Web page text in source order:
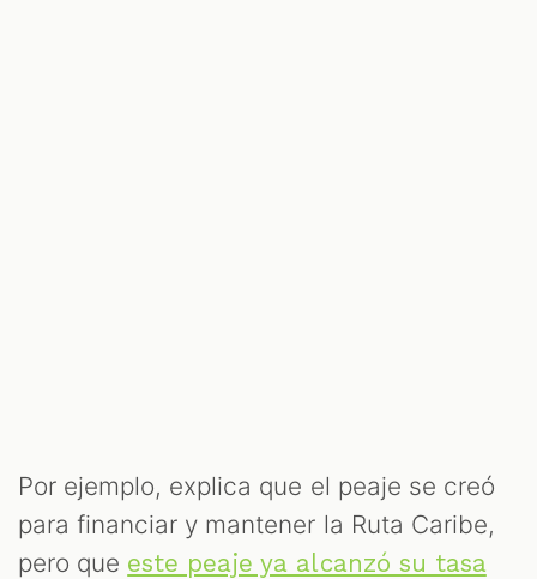
Por ejemplo, explica que el peaje se creó
para financiar y mantener la Ruta Caribe,
pero que este peaje ya alcanzó su tasa